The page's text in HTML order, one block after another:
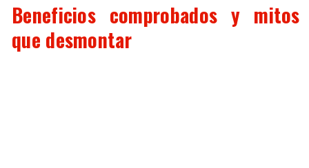
Beneficios comprobados y mitos
que desmontar